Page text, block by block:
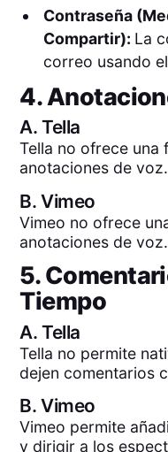
Contraseña
Compartir): La
correo usando
4.
A.Tella
Tella no ofrece una
anotaciones de voz.
B.Vimeo
Vimeo no ofrece
anotaciones de voz.
5.
Tiempo
A.Tella
Tella no permite
dejen comentarios
B.Vimeo
Vimeo permite
y dirigir a los